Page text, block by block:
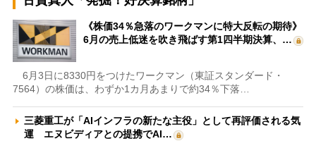
《株価34％急落のワークマンに特大反転の期待》
6月の売上低迷を吹き飛ばす第1四半期決算、…
6月3日に8330円をつけたワークマン（東証スタンダード・
7564）の株価は、わずか1カ月あまりで約34％下落…
三菱重工が「AIインフラの新たな主役」として再評価される気
運 エヌビディアとの提携でAI…